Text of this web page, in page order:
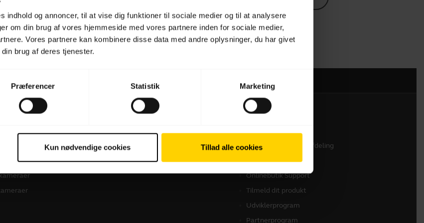
indhold og annoncer, til at vise dig funktioner til sociale medier og til at analysere
om din brug af vores hjemmeside med vores partnere inden for sociale medier,
Vores partnere kan kombinere disse data med andre oplysninger, du har givet
brug af deres tjenester.
Præferencer Statistik Marketing
Kun nødvendige cookies Tillad alle cookies
Software og apps
Forhandlere til Erhverv
Distributører
Kontakt vores salgsafdeling
Kontakt Support
Onlinebutik Support
Tilmeld dit produkt
Udviklerprogram
Partnerprogram